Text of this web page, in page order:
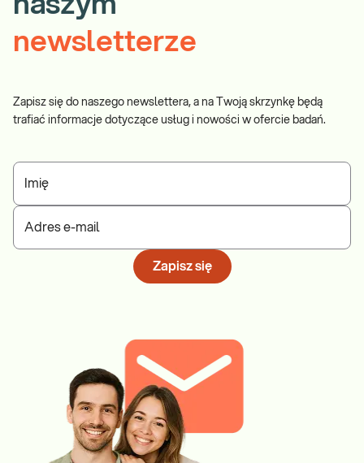
newsletterze
Zapisz się do naszego newslettera, a na Twoją skrzynkę będą
trafiać informacje dotyczące usług i nowości w ofercie badań.
Imię
Adres e-mail
Zapisz się